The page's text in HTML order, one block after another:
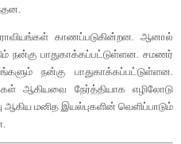
காணப்படுகின்றன. ஆனால்
நன்கு பாதுகாக்கப்பட்டுள்ளன. சமணர்
நன்கு பாதுகாக்கப்பட்டுள்ளன.
ஆகியவை நேர்த்தியாக எழிலோடு
மனித இயல்புகளின் வெளிப்பாடும்